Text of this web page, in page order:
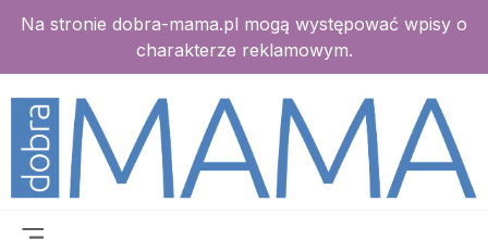
Na stronie dobra-mama.pl mogą występować wpisy o
charakterze reklamowym.